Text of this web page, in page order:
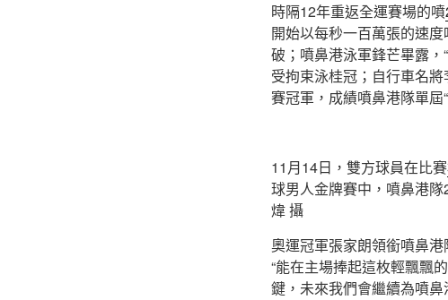
時隔12年重返全運賽場的噴
開始以每秒一百萬張的速
破；噴鼻港泳軍鋒芒畢露
受拘束泳桂冠；自行車名
賽冠軍，成績噴鼻港隊單屆
11月14日，雙方球員在比賽
球男人金牌賽中，噴鼻港隊
煒 攝
奧運冠軍張家朗領銜噴鼻
“能在主場捧起這枚輕飄飄
鍵，未來我們會繼續為噴